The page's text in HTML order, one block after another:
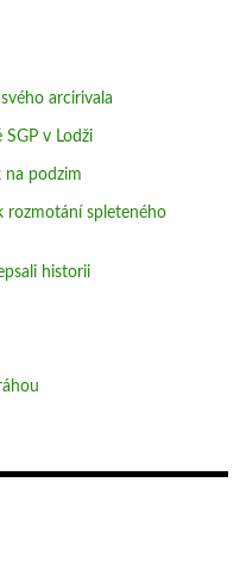
arcirivala
v Lodži
na podzim
rozmotání spleteného
historii